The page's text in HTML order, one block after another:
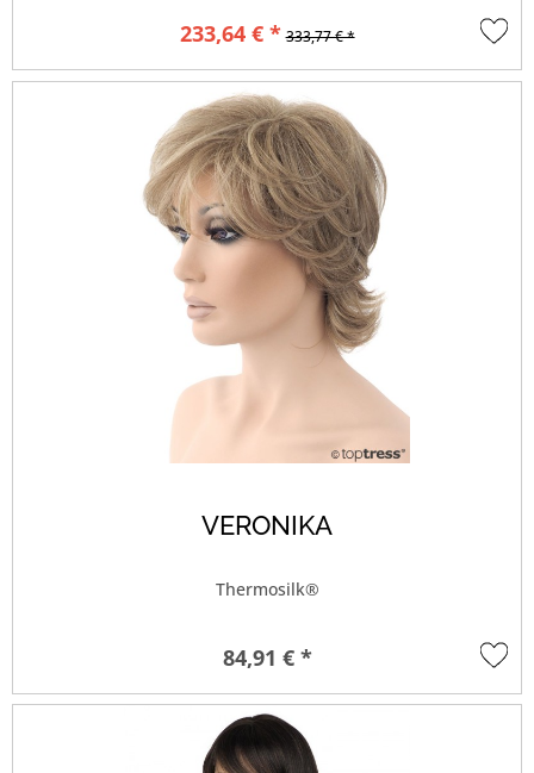
233,64 € * 333,77 € *
VERONIKA
Thermosilk®
84,91 € *